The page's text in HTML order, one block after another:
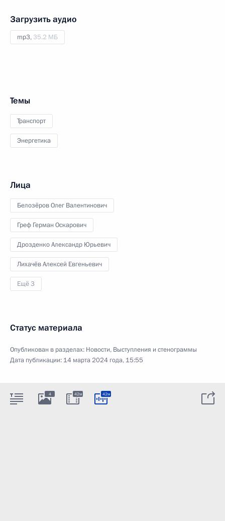
Загрузить аудио
mp3, 35.2 МБ
Темы
Транспорт
Энергетика
Лица
Белозёров Олег Валентинович
Греф Герман Оскарович
Дрозденко Александр Юрьевич
Лихачёв Алексей Евгеньевич
Ещё 3
Статус материала
Опубликован в разделах: Новости, Выступления и стенограммы
Дата публикации: 14 марта 2024 года, 15:55
4 42м 42м